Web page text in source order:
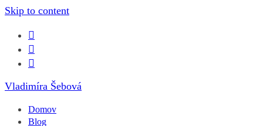
Skip to content
Vladimíra Šebová
Domov
Blog